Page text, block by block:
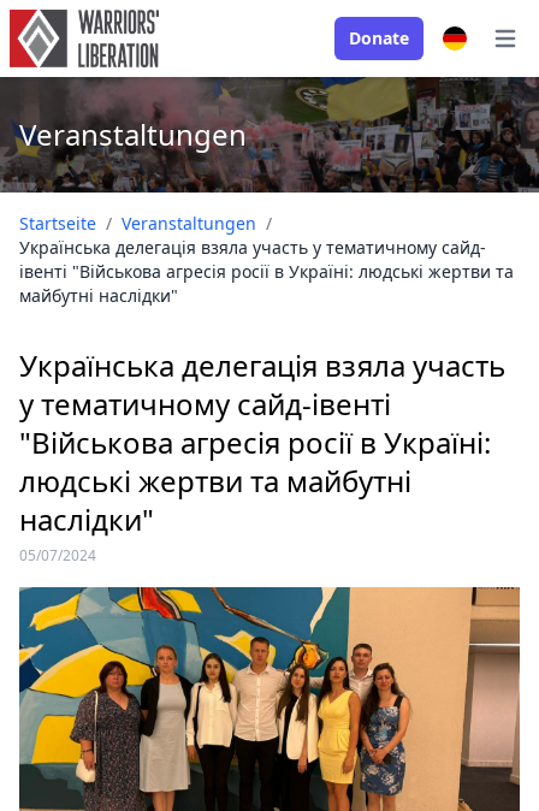
Donate
Veranstaltungen
Startseite / Veranstaltungen /
Українська делегація взяла участь у тематичному сайд-
івенті "Військова агресія росії в Україні: людські жертви та
майбутні наслідки"
Українська делегація взяла участь
у тематичному сайд-івенті
"Військова агресія росії в Україні:
людські жертви та майбутні
наслідки"
05/07/2024